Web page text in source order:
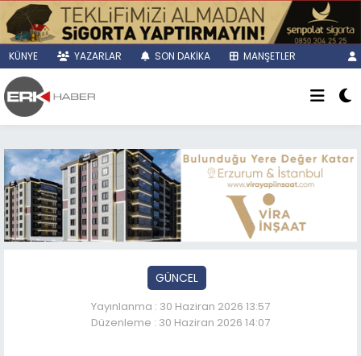
KÜNYE YAZARLAR SON DAKİKA MANŞETLER
GÜNCEL
Yayınlanma : 30 Haziran 2026 13:57
Düzenleme : 30 Haziran 2026 14:07